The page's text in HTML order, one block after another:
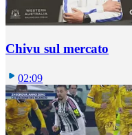
Chivu sul mercato
02:09